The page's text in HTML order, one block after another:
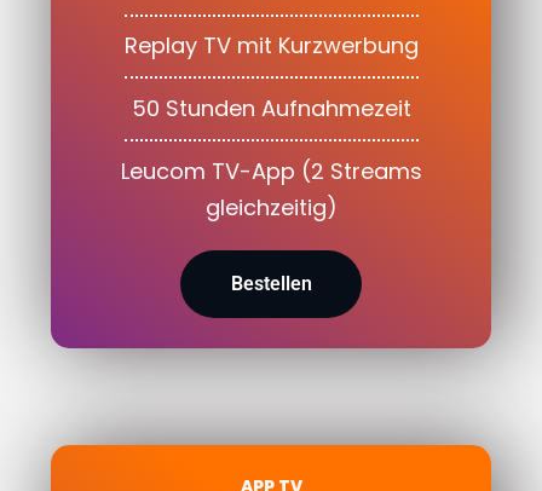
Replay TV mit Kurzwerbung
50 Stunden Aufnahmezeit
Leucom TV-App (2 Streams
gleichzeitig)
Bestellen